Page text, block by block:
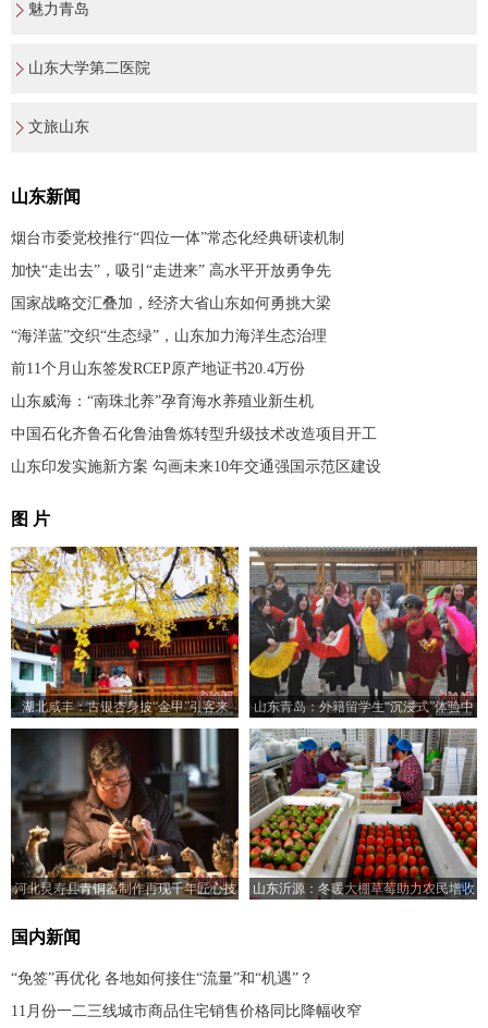
魅力青岛
山东大学第二医院
文旅山东
山东新闻
烟台市委党校推行“四位一体”常态化经典研读机制
加快“走出去”，吸引“走进来” 高水平开放勇争先
国家战略交汇叠加，经济大省山东如何勇挑大梁
“海洋蓝”交织“生态绿”，山东加力海洋生态治理
前11个月山东签发RCEP原产地证书20.4万份
山东威海：“南珠北养”孕育海水养殖业新生机
中国石化齐鲁石化鲁油鲁炼转型升级技术改造项目开工
山东印发实施新方案 勾画未来10年交通强国示范区建设
图 片
湖北咸丰：古银杏身披“金甲”引客来
山东青岛：外籍留学生“沉浸式”体验中
国乡村之美
河北灵寿县青铜器制作再现千年匠心技
山东沂源：冬暖大棚草莓助力农民增收
国内新闻
“免签”再优化 各地如何接住“流量”和“机遇”？
11月份一二三线城市商品住宅销售价格同比降幅收窄